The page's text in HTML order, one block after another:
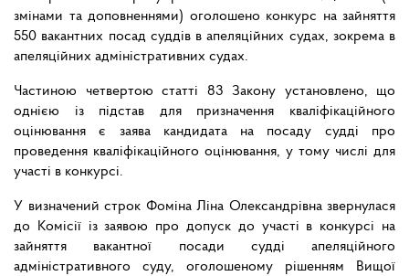
змінами та доповненнями) оголошено конкурс на зайняття
550 вакантних посад суддів в апеляційних судах, зокрема в
апеляційних адміністративних судах.
Частиною четвертою статті 83 Закону установлено, що
однією із підстав для призначення кваліфікаційного
оцінювання є заява кандидата на посаду судді про
проведення кваліфікаційного оцінювання, у тому числі для
участі в конкурсі.
У визначений строк Фоміна Ліна Олександрівна звернулася
до Комісії із заявою про допуск до участі в конкурсі на
зайняття вакантної посади судді апеляційного
адміністративного суду, оголошеному рішенням Вищої